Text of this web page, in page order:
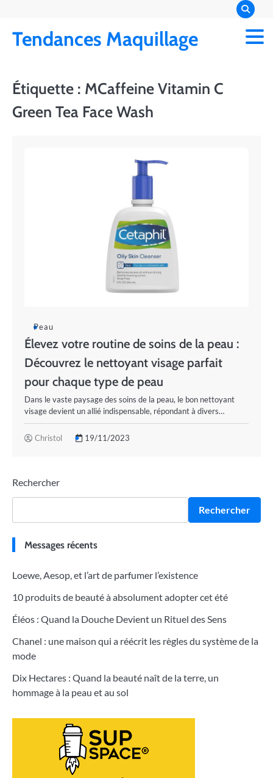
content
Tendances Maquillage
Étiquette : MCaffeine Vitamin C
Green Tea Face Wash
Peau
Élevez votre routine de soins de la peau :
Découvrez le nettoyant visage parfait
pour chaque type de peau
Dans le vaste paysage des soins de la peau, le bon nettoyant
visage devient un allié indispensable, répondant à divers…
Christol 19/11/2023
Rechercher
Rechercher
Messages récents
Loewe, Aesop, et l’art de parfumer l’existence
10 produits de beauté à absolument adopter cet été
Éléos : Quand la Douche Devient un Rituel des Sens
Chanel : une maison qui a réécrit les règles du système de la
mode
Dix Hectares : Quand la beauté naît de la terre, un
hommage à la peau et au sol